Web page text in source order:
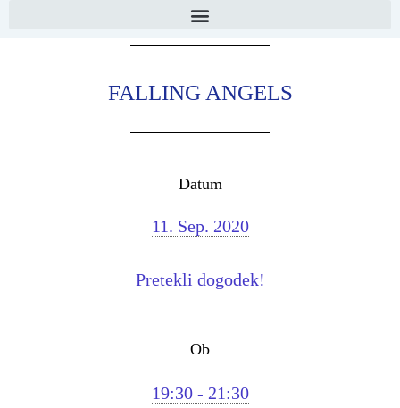
FALLING ANGELS
Datum
11. Sep. 2020
Pretekli dogodek!
Ob
19:30 - 21:30